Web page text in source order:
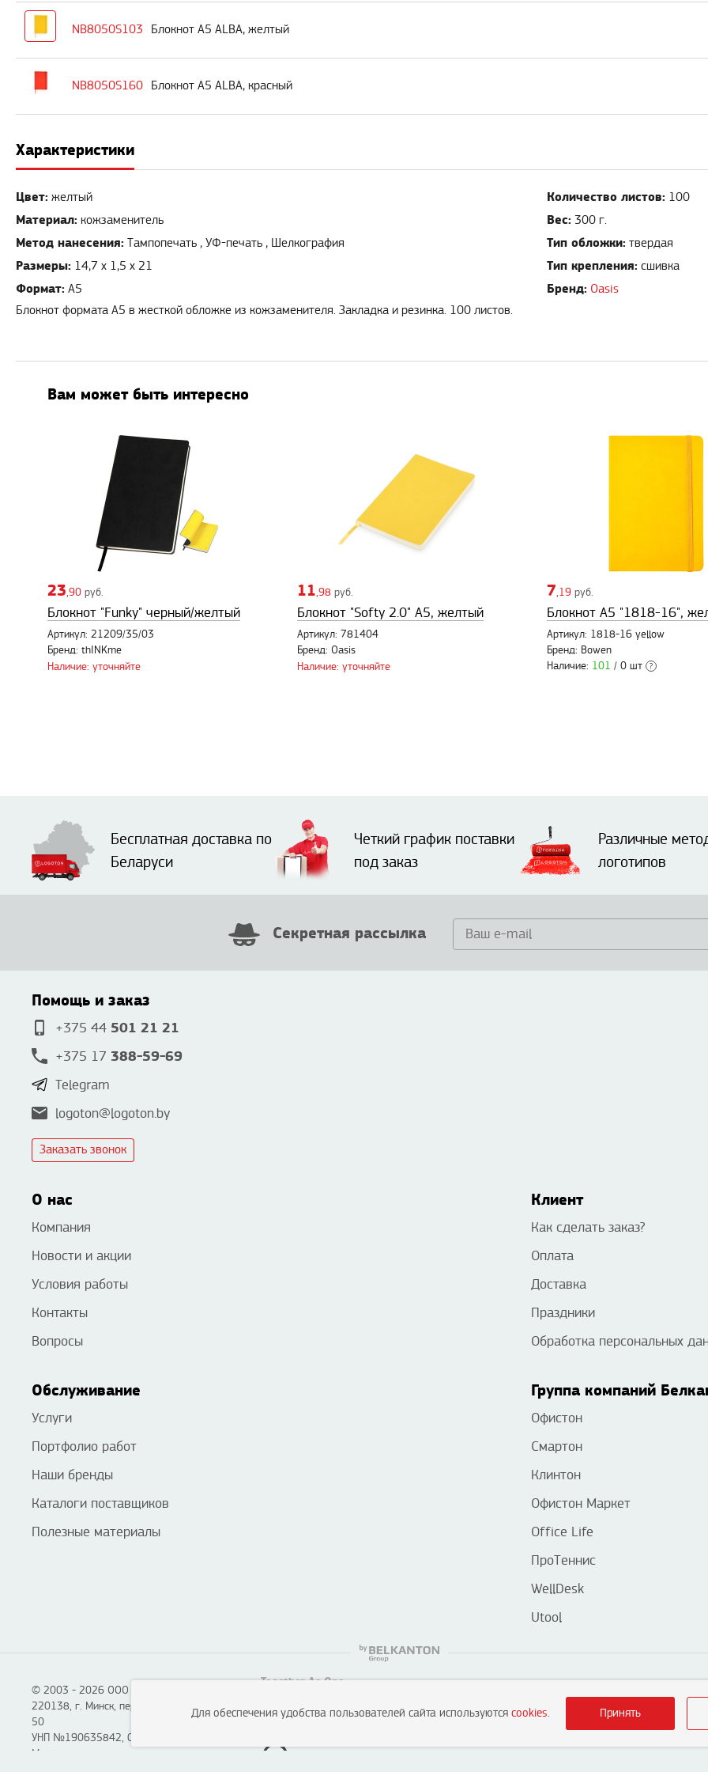
NB8050S103 Блокнот А5 ALBA, желтый
NB8050S160 Блокнот А5 ALBA, красный
Характеристики
Цвет: желтый
Материал: кожзаменитель
Метод нанесения: Тампопечать , УФ-печать , Шелкография
Размеры: 14,7 x 1,5 x 21
Формат: А5
Количество листов: 100
Вес: 300 г.
Тип обложки: твердая
Тип крепления: сшивка
Бренд: Oasis
Блокнот формата А5 в жесткой обложке из кожзаменителя. Закладка и резинка. 100 листов.
Вам может быть интересно
23,90 руб.
Блокнот "Funky" черный/желтый
Артикул: 21209/35/03
Бренд: thINKme
Наличие: уточняйте
11,98 руб.
Блокнот "Softy 2.0" А5, желтый
Артикул: 781404
Бренд: Oasis
Наличие: уточняйте
7,19 руб.
Блокнот А5 "1818-16",
Артикул: 1818-16 yellow
Бренд: Bowen
Наличие: 101 / 0 шт ?
Бесплатная доставка по
Беларуси
Четкий график поставки
под заказ
Различные
логотипов
Секретная рассылка
Помощь и заказ
+375 44 501 21 21
+375 17 388-59-69
Telegram
logoton@logoton.by
Заказать звонок
О нас
Компания
Новости и акции
Условия работы
Контакты
Вопросы
Клиент
Как сделать заказ?
Оплата
Доставка
Праздники
Обработка персональных
Обслуживание
Услуги
Портфолио работ
Наши бренды
Каталоги поставщиков
Полезные материалы
Группа компаний
Офистон
Смартон
Клинтон
Офистон Маркет
Office Life
ПроТеннис
WellDesk
Utool
© 2003 - 2026 ООО «Смартон», Логотон™
220138, г. Минск, пер. Липковский, д. 22, каб.
50
УНП №190635842, 04.07.2005,
Мингорисполком.
Together As One
Для обеспечения удобства пользователей сайта используются cookies. Принять